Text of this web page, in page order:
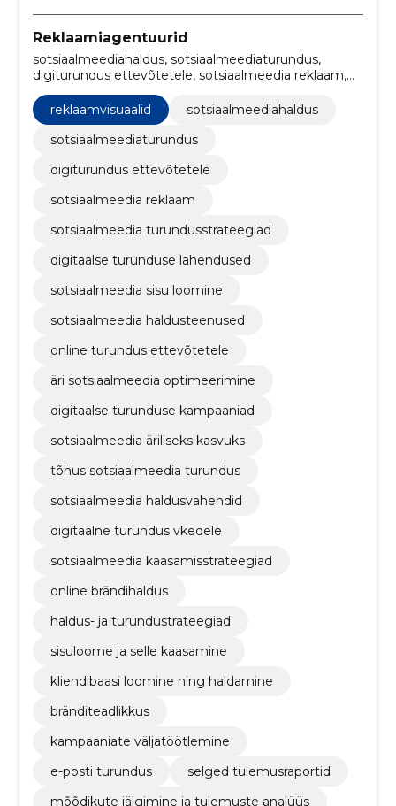
Reklaamiagentuurid
sotsiaalmeediahaldus, sotsiaalmeediaturundus,
digiturundus ettevõtetele, sotsiaalmeedia reklaam,
sotsiaalmeedia turundusstrateegiad, digitaalse
turunduse lahendused, sotsiaalmeedia sisu loomine,
sotsiaalmeedia haldusteenused, online turundus
ettevõtetele, äri sotsiaalmeedia optimeerimine
reklaamvisuaalid
sotsiaalmeediahaldus
sotsiaalmeediaturundus
digiturundus ettevõtetele
sotsiaalmeedia reklaam
sotsiaalmeedia turundusstrateegiad
digitaalse turunduse lahendused
sotsiaalmeedia sisu loomine
sotsiaalmeedia haldusteenused
online turundus ettevõtetele
äri sotsiaalmeedia optimeerimine
digitaalse turunduse kampaaniad
sotsiaalmeedia äriliseks kasvuks
tõhus sotsiaalmeedia turundus
sotsiaalmeedia haldusvahendid
digitaalne turundus vkedele
sotsiaalmeedia kaasamisstrateegiad
online brändihaldus
haldus- ja turundustrateegiad
sisuloome ja selle kaasamine
kliendibaasi loomine ning haldamine
bränditeadlikkus
kampaaniate väljatöötlemine
e-posti turundus
selged tulemusraportid
mõõdikute jälgimine ja tulemuste analüüs